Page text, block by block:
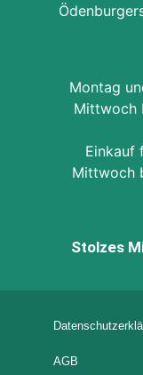
Montag
Mittwoch
Einkauf
Mittwoch
Stolzes
AGB